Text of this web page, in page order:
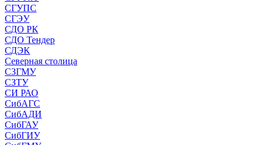
СГУПС
СГЭУ
СДО РК
СДО Тендер
СДЭК
Северная столица
СЗГМУ
СЗТУ
СИ РАО
СибАГС
СибАДИ
СибГАУ
СибГИУ